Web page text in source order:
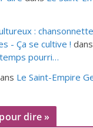
:
- Ça se cultive ! dans
pourri…
Le Saint-Empire
dire »